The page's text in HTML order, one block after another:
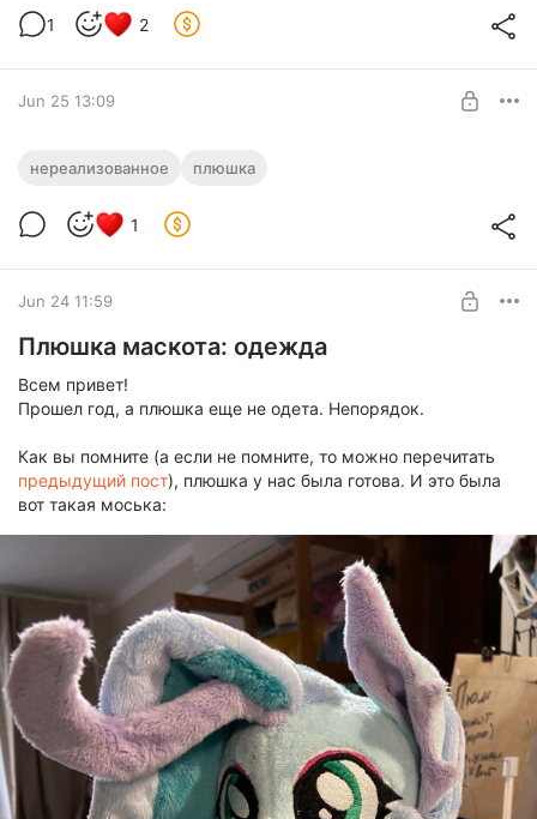
1 2
Jun 25 13:09
Плюшка маскота: брелок
нереализованное плюшка
1
Jun 24 11:59
Плюшка маскота: одежда
Всем привет!
Прошел год, а плюшка еще не одета. Непорядок.
Как вы помните (а если не помните, то можно перечитать
предыдущий пост), плюшка у нас была готова. И это была
вот такая моська: